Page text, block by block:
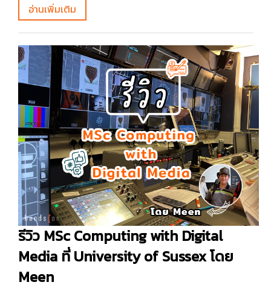
อ่านเพิ่มเติม
รีวิว MSc Computing with Digital
Media ที่ University of Sussex โดย
Meen